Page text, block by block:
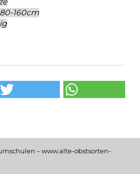
160cm
– www.alte-obstsorten-